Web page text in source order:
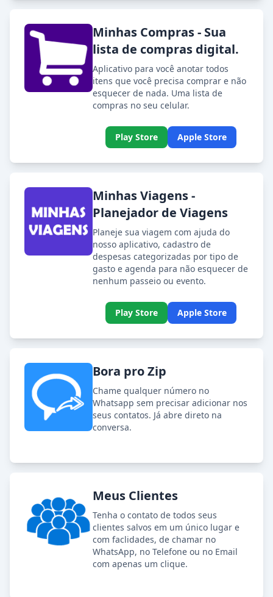
Minhas Compras - Sua
lista de compras digital.
Aplicativo para você anotar todos
itens que você precisa comprar e não
esquecer de nada. Uma lista de
compras no seu celular.
Play Store Apple Store
Minhas Viagens -
Planejador de Viagens
Planeje sua viagem com ajuda do
nosso aplicativo, cadastro de
despesas categorizadas por tipo de
gasto e agenda para não esquecer de
nenhum passeio ou evento.
Play Store Apple Store
Bora pro Zip
Chame qualquer número no
Whatsapp sem precisar adicionar nos
seus contatos. Já abre direto na
conversa.
Meus Clientes
Tenha o contato de todos seus
clientes salvos em um único lugar e
com faclidades, de chamar no
WhatsApp, no Telefone ou no Email
com apenas um clique.